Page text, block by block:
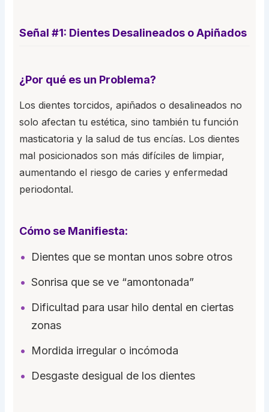
Señal #1: Dientes Desalineados o Apiñados
¿Por qué es un Problema?
Los dientes torcidos, apiñados o desalineados no
solo afectan tu estética, sino también tu función
masticatoria y la salud de tus encías. Los dientes
mal posicionados son más difíciles de limpiar,
aumentando el riesgo de caries y enfermedad
periodontal.
Cómo se Manifiesta:
Dientes que se montan unos sobre otros
Sonrisa que se ve “amontonada”
Dificultad para usar hilo dental en ciertas
zonas
Mordida irregular o incómoda
Desgaste desigual de los dientes